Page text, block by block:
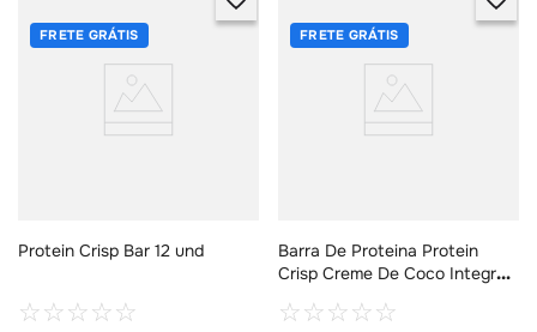
Protein Crisp Bar 12 und
☆☆☆☆☆
FRETE GRÁTIS
Barra De Proteina Protein
Crisp Creme De Coco Integral
☆☆☆☆☆
FRETE GRÁTIS